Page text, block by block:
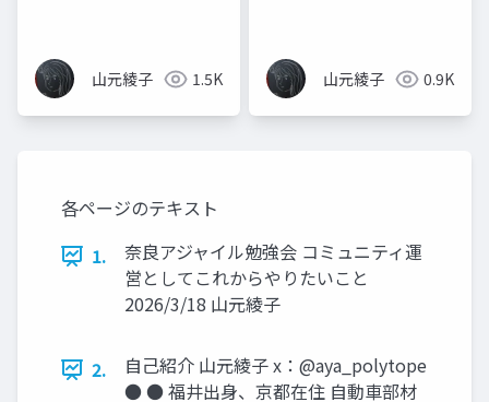
山元綾子 1.5K 山元綾子 0.9K
各ページのテキスト
1.
奈良アジャイル勉強会 コミュニティ運
営としてこれからやりたいこと
2026/3/18 山元綾子
2.
自己紹介 山元綾子 x：@aya_polytope
● ● 福井出身、京都在住 自動車部材